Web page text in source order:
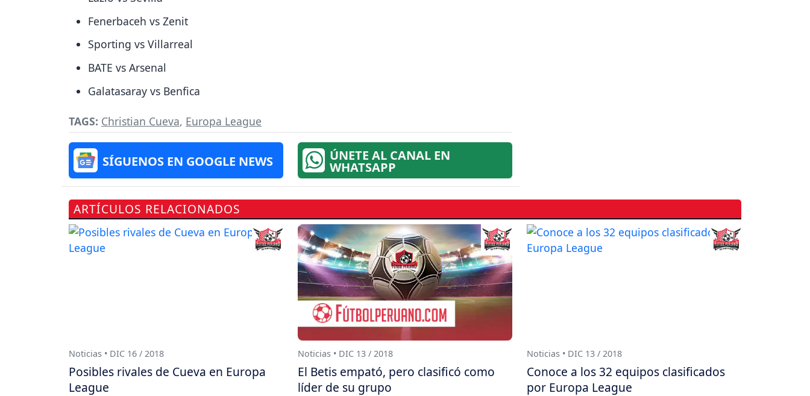
Fenerbaceh vs Zenit
Sporting vs Villarreal
BATE vs Arsenal
Galatasaray vs Benfica
TAGS: Christian Cueva, Europa League
SÍGUENOS EN GOOGLE NEWS ÚNETE AL CANAL EN
WHATSAPP
ARTÍCULOS RELACIONADOS
Noticias • DIC 16 / 2018
Posibles rivales de Cueva en Europa
League
Noticias • DIC 13 / 2018
El Betis empató, pero clasificó como
líder de su grupo
Noticias • DIC 13 / 2018
Conoce a los 32 equipos clasificados
por Europa League